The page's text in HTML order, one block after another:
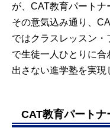
が、CAT教育パートナ
その意気込み通り、
ではクラスレッスン
で生徒一人ひとりに
出さない進学塾を実現
CAT教育パートナ